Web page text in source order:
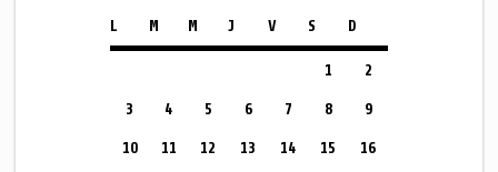
L M M J V S D
1 2
3 4 5 6 7 8 9
10 11 12 13 14 15 16